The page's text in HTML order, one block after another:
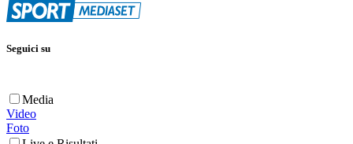
Seguici su
Media
Video
Foto